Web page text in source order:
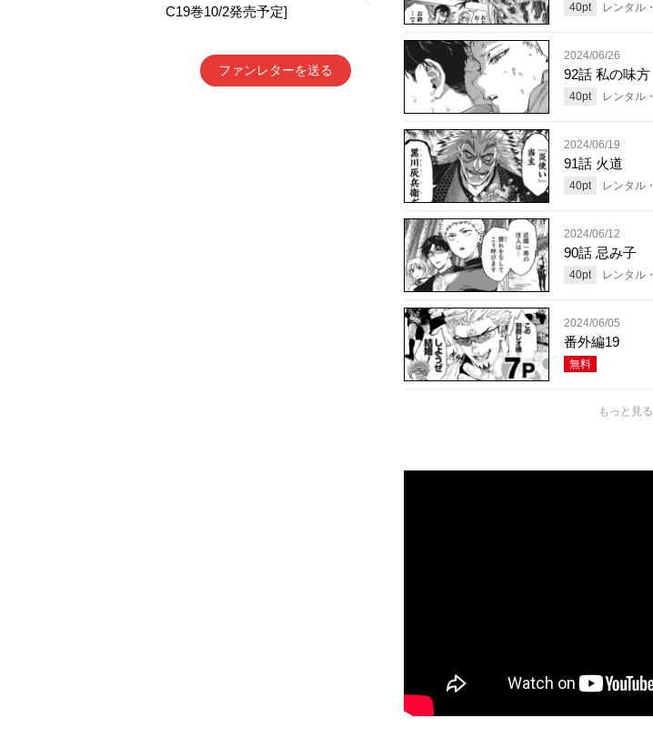
C19巻10/2発売予定]
ファンレターを送る
40pt レンタル・
2024/06/26
92話 私の味方
40pt レンタル・
2024/06/19
91話 火道
40pt レンタル・
2024/06/12
90話 忌み子
40pt レンタル・
2024/06/05
番外編19
無料
もっと見る